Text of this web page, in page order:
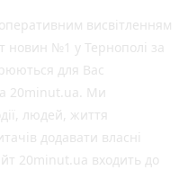
висвітленням
новин №1 у Тернополі за
для Вас
20minut.ua. Ми
людей, життя
додавати власні
20minut.ua входить до